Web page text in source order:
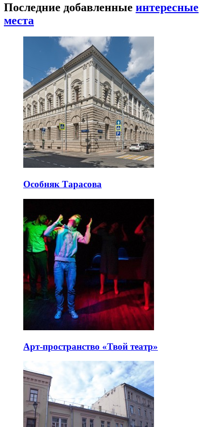
Последние добавленные интересные
места
Особняк Тарасова
Арт-пространство «Твой театр»